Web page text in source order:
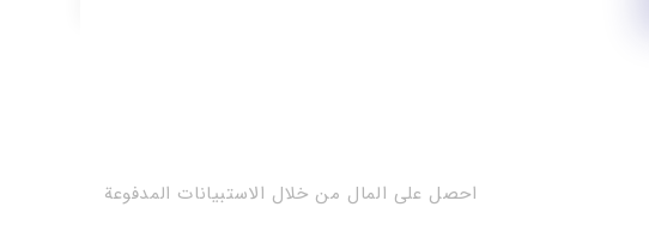
احصل على المال من خلال الاستبيانات المدفوعة